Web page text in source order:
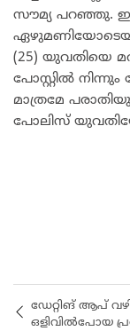
സൗമ്യ പറഞ്ഞു.
(25) യുവതിയെ
പോസ്റ്റില്‍
മാത്രമേ
പോലിസ്
ഡേറ്റിങ് ആപ് വഴി
ഒളിവിൽപോയ